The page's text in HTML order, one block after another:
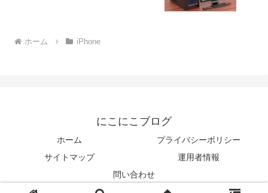
ホーム iPhone
にこにこブログ
ホーム
プライバシーポリシー
サイトマップ
運用者情報
問い合わせ